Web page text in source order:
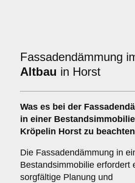
Fassadendämmung
Altbau in Horst
Was es bei der
in einer Bestandsimmobilie
Kröpelin Horst zu
Die Fassadendämmung in
Bestandsimmobilie erfordert
sorgfältige Planung und